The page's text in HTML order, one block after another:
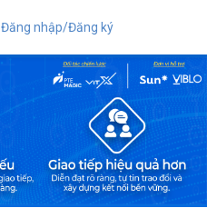
Đăng nhập/Đăng ký